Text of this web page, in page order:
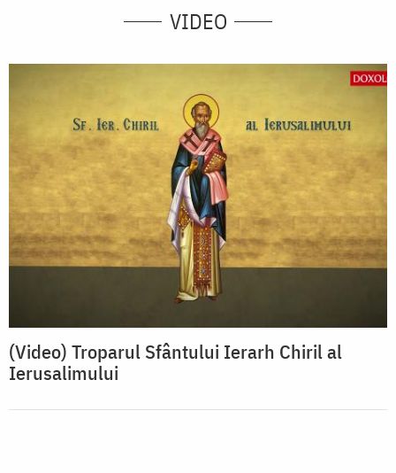
VIDEO
(Video) Troparul Sfântului Ierarh Chiril al
Ierusalimului